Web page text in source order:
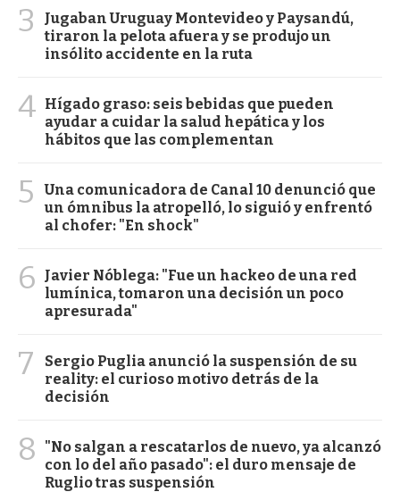
3
Jugaban Uruguay Montevideo y Paysandú,
tiraron la pelota afuera y se produjo un
insólito accidente en la ruta
4 Hígado graso: seis bebidas que pueden
ayudar a cuidar la salud hepática y los
hábitos que las complementan
5
Una comunicadora de Canal 10 denunció que
un ómnibus la atropelló, lo siguió y enfrentó
al chofer: "En shock"
6
Javier Nóblega: "Fue un hackeo de una red
lumínica, tomaron una decisión un poco
apresurada"
7
Sergio Puglia anunció la suspensión de su
reality: el curioso motivo detrás de la
decisión
8
"No salgan a rescatarlos de nuevo, ya alcanzó
con lo del año pasado": el duro mensaje de
Ruglio tras suspensión